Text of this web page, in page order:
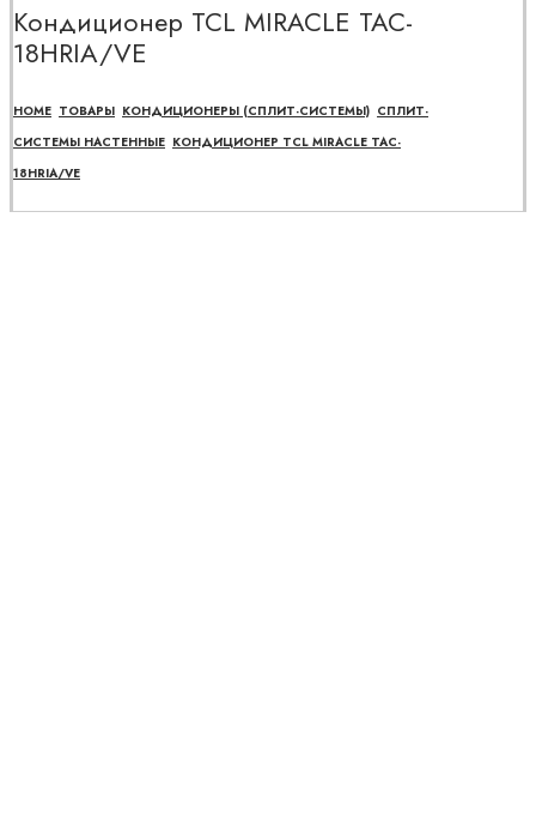
Кондиционер TCL MIRACLE TAC-
18HRIA/VE
HOME ТОВАРЫ КОНДИЦИОНЕРЫ (СПЛИТ-СИСТЕМЫ) СПЛИТ-
СИСТЕМЫ НАСТЕННЫЕ КОНДИЦИОНЕР TCL MIRACLE TAC-
18HRIA/VE